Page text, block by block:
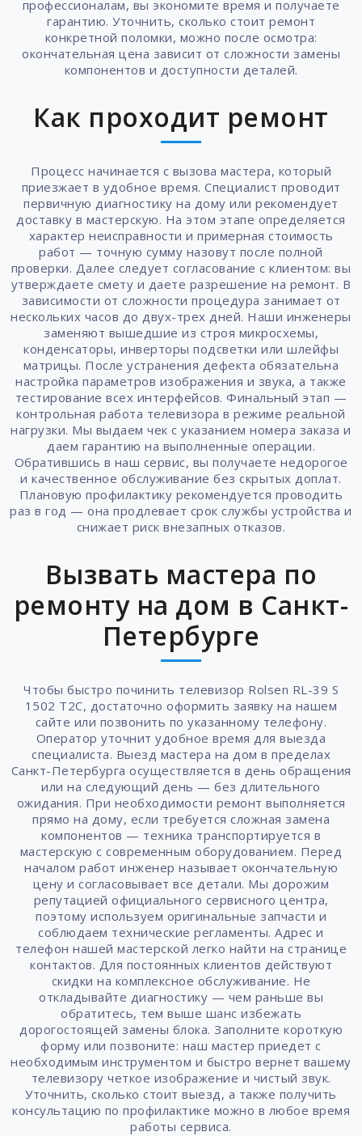
профессионалам, вы экономите время и получаете
гарантию. Уточнить, сколько стоит ремонт
конкретной поломки, можно после осмотра:
окончательная цена зависит от сложности замены
компонентов и доступности деталей.
Как проходит ремонт
Процесс начинается с вызова мастера, который
приезжает в удобное время. Специалист проводит
первичную диагностику на дому или рекомендует
доставку в мастерскую. На этом этапе определяется
характер неисправности и примерная стоимость
работ — точную сумму назовут после полной
проверки. Далее следует согласование с клиентом: вы
утверждаете смету и даете разрешение на ремонт. В
зависимости от сложности процедура занимает от
нескольких часов до двух-трех дней. Наши инженеры
заменяют вышедшие из строя микросхемы,
конденсаторы, инверторы подсветки или шлейфы
матрицы. После устранения дефекта обязательна
настройка параметров изображения и звука, а также
тестирование всех интерфейсов. Финальный этап —
контрольная работа телевизора в режиме реальной
нагрузки. Мы выдаем чек с указанием номера заказа и
даем гарантию на выполненные операции.
Обратившись в наш сервис, вы получаете недорогое
и качественное обслуживание без скрытых доплат.
Плановую профилактику рекомендуется проводить
раз в год — она продлевает срок службы устройства и
снижает риск внезапных отказов.
Вызвать мастера по
ремонту на дом в Санкт-
Петербурге
Чтобы быстро починить телевизор Rolsen RL-39 S
1502 T2C, достаточно оформить заявку на нашем
сайте или позвонить по указанному телефону.
Оператор уточнит удобное время для выезда
специалиста. Выезд мастера на дом в пределах
Санкт-Петербурга осуществляется в день обращения
или на следующий день — без длительного
ожидания. При необходимости ремонт выполняется
прямо на дому, если требуется сложная замена
компонентов — техника транспортируется в
мастерскую с современным оборудованием. Перед
началом работ инженер называет окончательную
цену и согласовывает все детали. Мы дорожим
репутацией официального сервисного центра,
поэтому используем оригинальные запчасти и
соблюдаем технические регламенты. Адрес и
телефон нашей мастерской легко найти на странице
контактов. Для постоянных клиентов действуют
скидки на комплексное обслуживание. Не
откладывайте диагностику — чем раньше вы
обратитесь, тем выше шанс избежать
дорогостоящей замены блока. Заполните короткую
форму или позвоните: наш мастер приедет с
необходимым инструментом и быстро вернет вашему
телевизору четкое изображение и чистый звук.
Уточнить, сколько стоит выезд, а также получить
консультацию по профилактике можно в любое время
работы сервиса.